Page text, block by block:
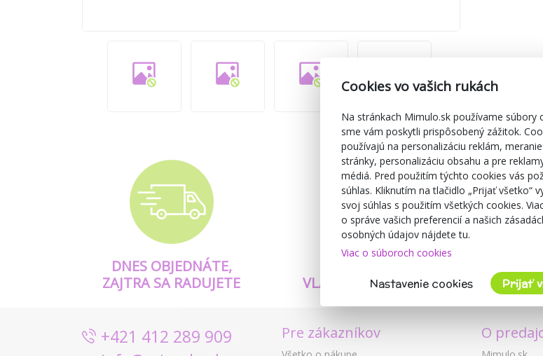
DNES OBJEDNÁTE,
ZAJTRA SA RADUJETE
VLASTNÉ PRODUKTY
+421 412 289 909
Pre zákazníkov O
Cookies vo vašich rukách
Na stránkach Mimulo.sk používame súbory
sme vám poskytli prispôsobený zážitok.
používajú na personalizáciu reklám,
stránky, personalizáciu obsahu a pre
médiá. Pred použitím týchto cookies vás
súhlas. Kliknutím na tlačidlo „Prijať všetko“
svoj súhlas s použitím všetkých cookies.
o správe vašich preferencií a našich
osobných údajov nájdete tu.
Viac o súboroch cookies
Nastavenie cookies Prijať